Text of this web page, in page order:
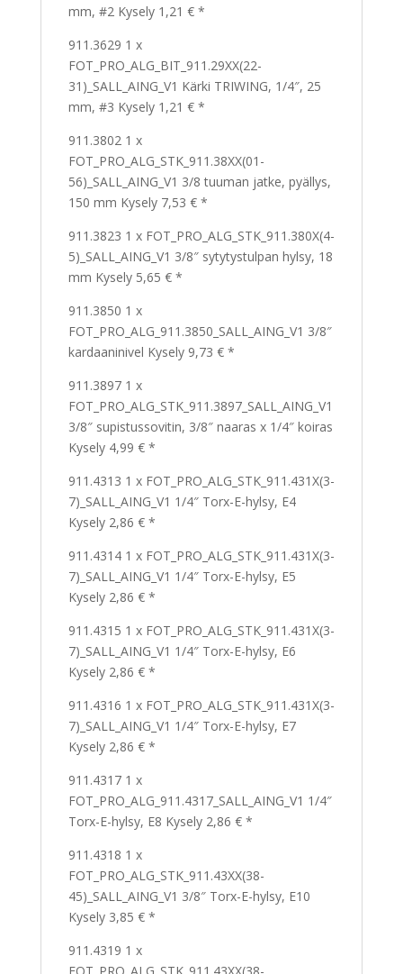
mm, #2 Kysely 1,21 € *
911.3629 1 x
FOT_PRO_ALG_BIT_911.29XX(22-
31)_SALL_AING_V1 Kärki TRIWING, 1/4″, 25
mm, #3 Kysely 1,21 € *
911.3802 1 x
FOT_PRO_ALG_STK_911.38XX(01-
56)_SALL_AING_V1 3/8 tuuman jatke, pyällys,
150 mm Kysely 7,53 € *
911.3823 1 x FOT_PRO_ALG_STK_911.380X(4-
5)_SALL_AING_V1 3/8″ sytytystulpan hylsy, 18
mm Kysely 5,65 € *
911.3850 1 x
FOT_PRO_ALG_911.3850_SALL_AING_V1 3/8″
kardaaninivel Kysely 9,73 € *
911.3897 1 x
FOT_PRO_ALG_STK_911.3897_SALL_AING_V1
3/8″ supistussovitin, 3/8″ naaras x 1/4″ koiras
Kysely 4,99 € *
911.4313 1 x FOT_PRO_ALG_STK_911.431X(3-
7)_SALL_AING_V1 1/4″ Torx-E-hylsy, E4
Kysely 2,86 € *
911.4314 1 x FOT_PRO_ALG_STK_911.431X(3-
7)_SALL_AING_V1 1/4″ Torx-E-hylsy, E5
Kysely 2,86 € *
911.4315 1 x FOT_PRO_ALG_STK_911.431X(3-
7)_SALL_AING_V1 1/4″ Torx-E-hylsy, E6
Kysely 2,86 € *
911.4316 1 x FOT_PRO_ALG_STK_911.431X(3-
7)_SALL_AING_V1 1/4″ Torx-E-hylsy, E7
Kysely 2,86 € *
911.4317 1 x
FOT_PRO_ALG_911.4317_SALL_AING_V1 1/4″
Torx-E-hylsy, E8 Kysely 2,86 € *
911.4318 1 x
FOT_PRO_ALG_STK_911.43XX(38-
45)_SALL_AING_V1 3/8″ Torx-E-hylsy, E10
Kysely 3,85 € *
911.4319 1 x